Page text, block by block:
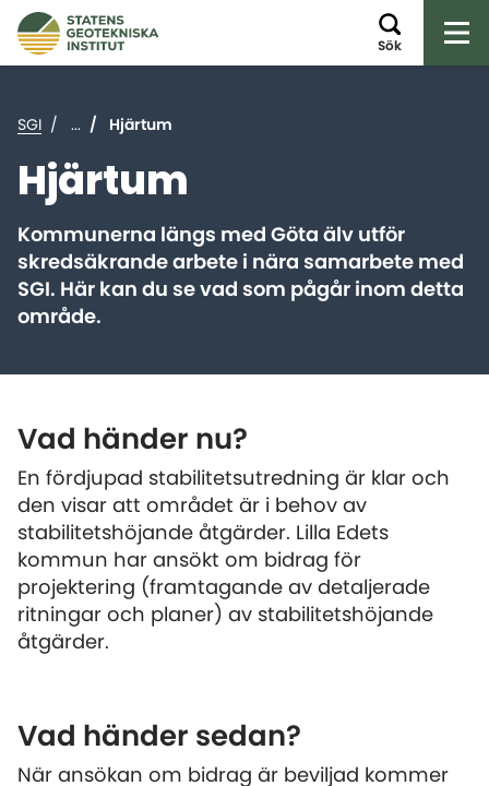
Sök
SGI ... Hjärtum
Hjärtum
Kommunerna längs med Göta älv utför
skredsäkrande arbete i nära samarbete med
SGI. Här kan du se vad som pågår inom detta
område.
Vad händer nu?
En fördjupad stabilitetsutredning är klar och
den visar att området är i behov av
stabilitetshöjande åtgärder. Lilla Edets
kommun har ansökt om bidrag för
projektering (framtagande av detaljerade
ritningar och planer) av stabilitetshöjande
åtgärder.
Vad händer sedan?
När ansökan om bidrag är beviljad kommer